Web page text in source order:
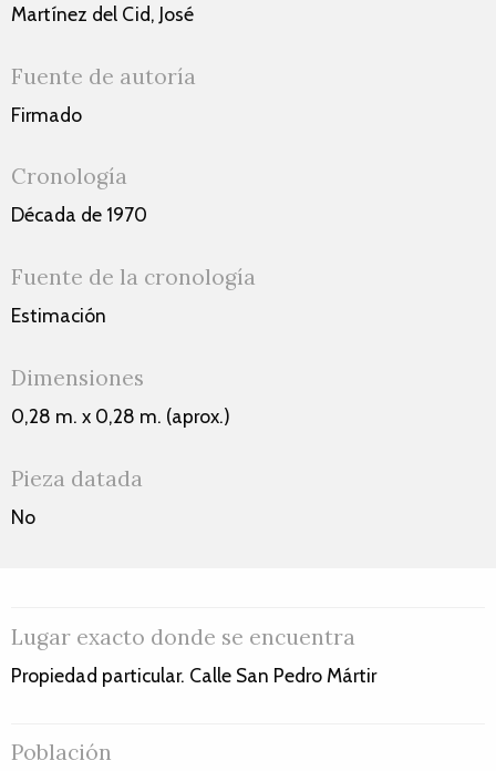
Martínez del Cid, José
Fuente de autoría
Firmado
Cronología
Década de 1970
Fuente de la cronología
Estimación
Dimensiones
0,28 m. x 0,28 m. (aprox.)
Pieza datada
No
Lugar exacto donde se encuentra
Propiedad particular. Calle San Pedro Mártir
Población